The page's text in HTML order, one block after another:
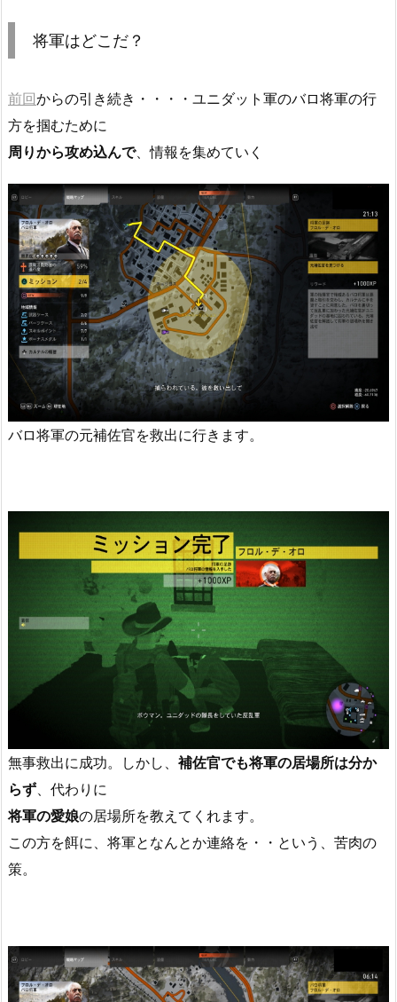
将軍はどこだ？
前回からの引き続き・・・・ユニダット軍のバロ将軍の行
方を掴むために
周りから攻め込んで、情報を集めていく
バロ将軍の元補佐官を救出に行きます。
無事救出に成功。しかし、 補佐官でも将軍の居場所は分か
らず、代わりに
将軍の愛娘の居場所を教えてくれます。
この方を餌に、将軍となんとか連絡を・・という、苦肉の
策。